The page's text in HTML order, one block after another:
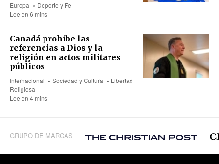
Europa
Deporte y Fe
Lee en 6 mins
Canadá prohíbe las
referencias a Dios y la
religión en actos militares
públicos
Internacional Sociedad y Cultura
Libertad
Religiosa
Lee en 4 mins
GRUPO DE MARCAS